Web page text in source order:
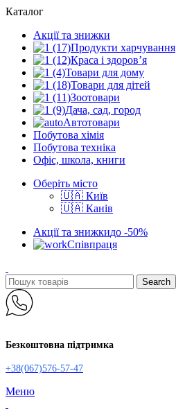
Каталог
Акції та знижки
Продукти харчування
Краса і здоров’я
Товари для дому
Товари для дітей
Зоотовари
Дача, сад, город
Автотовари
Побутова хімія
Побутова техніка
Офіс, школа, книги
Оберіть місто
🇺🇦 Київ
🇺🇦 Канів
Акції та знижкидо -50%
Співпраця
Search
Безкоштовна підтримка
+38(067)576-57-47
Меню